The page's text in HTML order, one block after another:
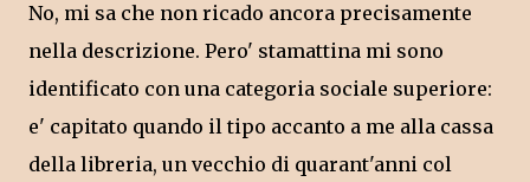
No, mi sa che non ricado ancora precisamente
nella descrizione. Pero' stamattina mi sono
identificato con una categoria sociale superiore:
e' capitato quando il tipo accanto a me alla cassa
della libreria, un vecchio di quarant'anni col